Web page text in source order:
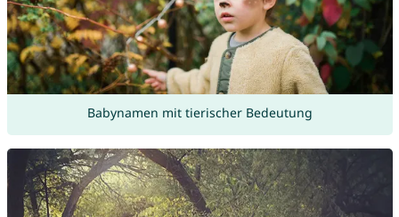
Babynamen mit tierischer Bedeutung